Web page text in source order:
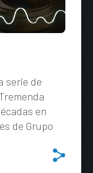
serie de
en
de Grupo